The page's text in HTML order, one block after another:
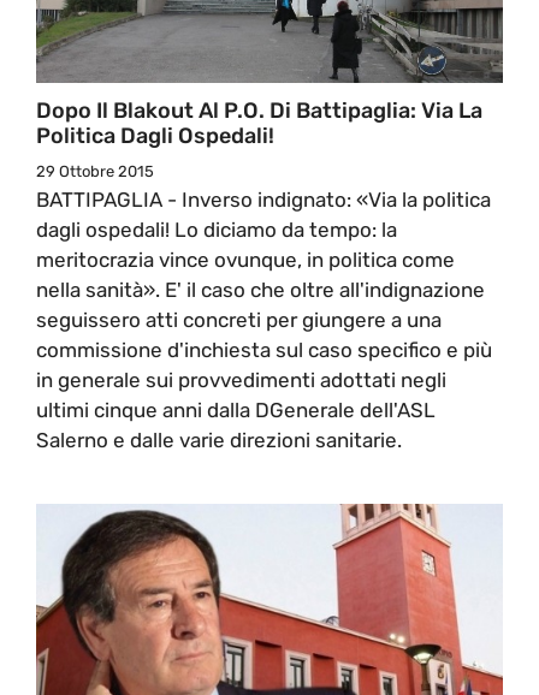
Dopo Il Blakout Al P.O. Di Battipaglia: Via La
Politica Dagli Ospedali!
29 Ottobre 2015
BATTIPAGLIA - Inverso indignato: «Via la politica
dagli ospedali! Lo diciamo da tempo: la
meritocrazia vince ovunque, in politica come
nella sanità». E' il caso che oltre all'indignazione
seguissero atti concreti per giungere a una
commissione d'inchiesta sul caso specifico e più
in generale sui provvedimenti adottati negli
ultimi cinque anni dalla DGenerale dell'ASL
Salerno e dalle varie direzioni sanitarie.